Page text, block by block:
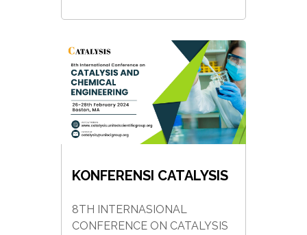
KONFERENSI CATALYSIS
8TH INTERNASIONAL
CONFERENCE ON CATALYSIS